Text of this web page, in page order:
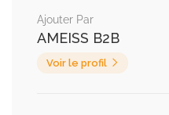
Ajouter Par
AMEISS B2B
Voir le profil